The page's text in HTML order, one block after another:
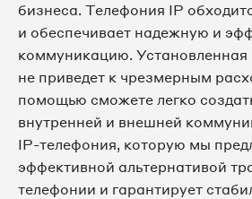
8 495 067-23-
8 495 067-24-
8 495 067-26-
8 495 067-26-
8 495 067-29-
бизнеса. Телефония IP
и обеспечивает надежную и
коммуникацию.
не приведет к чрезмерным
помощью сможете легко
внутренней и внешней
IP-телефония, которую мы
эффективной альтернативой
телефонии и гарантирует